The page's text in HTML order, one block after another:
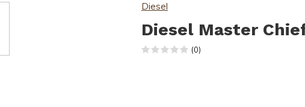
Diesel
Diesel Master
(0)